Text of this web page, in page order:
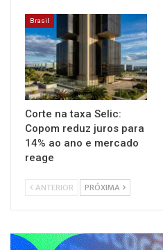
Brasil
Corte na taxa Selic:
Copom reduz juros para
14% ao ano e mercado
reage
ANTERIOR PRÓXIMA